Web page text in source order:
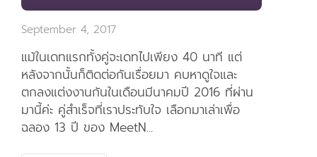
September 4, 2017
แม้ในเดทแรกทั้งคู่จะเดทไปเพียง 40 นาที แต่
หลังจากนั้นก็ติดต่อกันเรื่อยมา คบหาดูใจและ
ตกลงแต่งงานกันในเดือนมีนาคมปี 2016 ที่ผ่าน
มานี้ค่ะ คู่สำเร็จที่เราประทับใจ เลือกมาเล่าเพื่อ
ฉลอง 13 ปี ของ MeetN...